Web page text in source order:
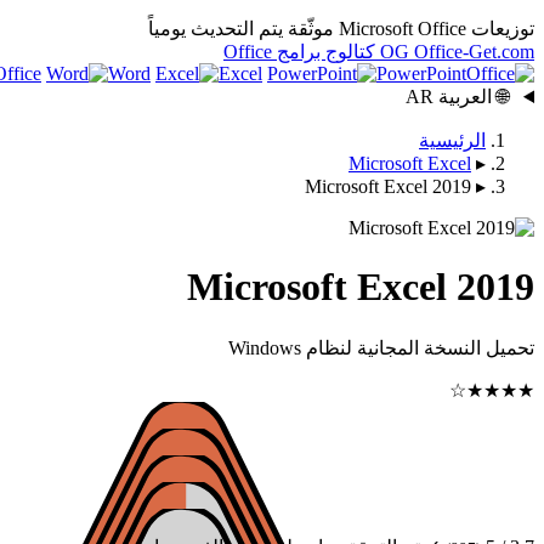
توزيعات Microsoft Office موثّقة
يتم التحديث يومياً
OG Office-Get.com
كتالوج برامج Office
Word Excel
PowerPoint
🌐 العربية AR
الرئيسية
▸
Microsoft Excel
▸
Microsoft Excel 2019
Microsoft Excel 2019
تحميل النسخة المجانية لنظام Windows
★★★★☆